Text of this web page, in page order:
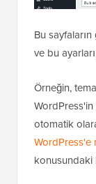
Bu
ve bu
Örneğin,
WordPress'in
otomatik
WordPress'e
konusundaki